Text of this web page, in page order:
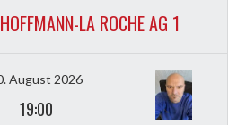
LA ROCHE AG 1
August 2026
19:00